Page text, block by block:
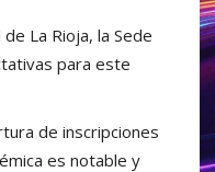
La Rioja, la Sede
para este
de inscripciones
es notable y